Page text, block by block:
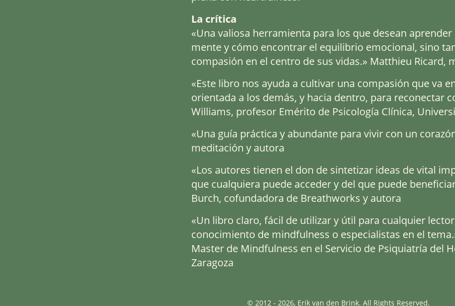
La crítica
«Una valiosa herramienta para los que desean
mente y cómo encontrar el equilibrio emocional, sino
compasión en el centro de sus vidas.» Matthieu Ricard,
«Este libro nos ayuda a cultivar una compasión que va
orientada a los demás, y hacia dentro, para reconectar
Williams, profesor Emérito de Psicología Clínica,
«Una guía práctica y abundante para vivir con un
meditación y autora
«Los autores tienen el don de sintetizar ideas de vital
que cualquiera puede acceder y del que puede
Burch, cofundadora de Breathworks y autora
«Un libro claro, fácil de utilizar y útil para cualquier
conocimiento de mindfulness o especialistas en el
Master de Mindfulness en el Servicio de Psiquiatría del
Zaragoza
© 2012 - 2026, Erik van den Brink. All Rights Reserved.